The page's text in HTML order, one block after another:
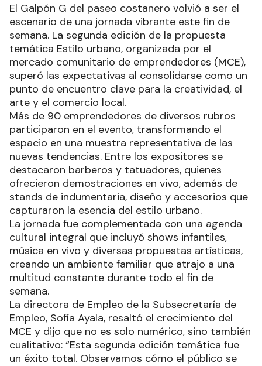
El Galpón G del paseo costanero volvió a ser el
escenario de una jornada vibrante este fin de
semana. La segunda edición de la propuesta
temática Estilo urbano, organizada por el
mercado comunitario de emprendedores (MCE),
superó las expectativas al consolidarse como un
punto de encuentro clave para la creatividad, el
arte y el comercio local.
Más de 90 emprendedores de diversos rubros
participaron en el evento, transformando el
espacio en una muestra representativa de las
nuevas tendencias. Entre los expositores se
destacaron barberos y tatuadores, quienes
ofrecieron demostraciones en vivo, además de
stands de indumentaria, diseño y accesorios que
capturaron la esencia del estilo urbano.
La jornada fue complementada con una agenda
cultural integral que incluyó shows infantiles,
música en vivo y diversas propuestas artísticas,
creando un ambiente familiar que atrajo a una
multitud constante durante todo el fin de
semana.
La directora de Empleo de la Subsecretaría de
Empleo, Sofía Ayala, resaltó el crecimiento del
MCE y dijo que no es solo numérico, sino también
cualitativo: “Esta segunda edición temática fue
un éxito total. Observamos cómo el público se